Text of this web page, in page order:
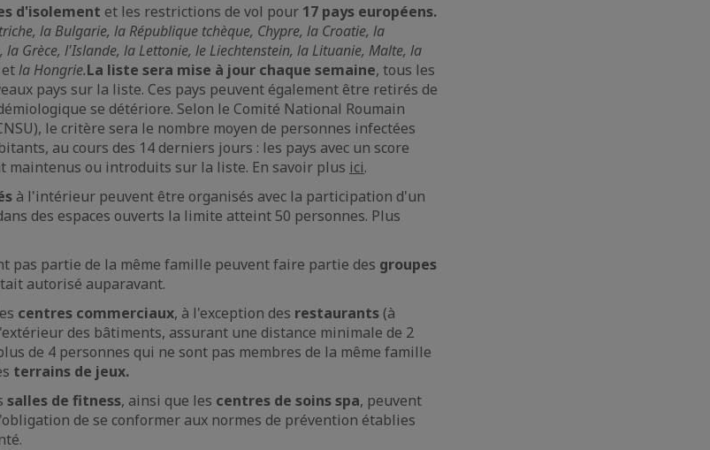
d'isolement et les restrictions de vol pour 17 pays européens.
la Bulgarie, la République tchèque, Chypre, la Croatie, la
la Grèce, l'Islande, la Lettonie, le Liechtenstein, la Lituanie, Malte, la
etla Hongrie.La liste sera mise à jour chaque semaine, tous les
pays sur la liste. Ces pays peuvent également être retirés de
se détériore. Selon le Comité National Roumain
le critère sera le nombre moyen de personnes infectées
au cours des 14 derniers jours : les pays avec un score
maintenus ou introduits sur la liste. En savoir plus ici.
à l'intérieur peuvent être organisés avec la participation d'un
des espaces ouverts la limite atteint 50 personnes. Plus
pas partie de la même famille peuvent faire partie des groupes
autorisé auparavant.
centres commerciaux, à l'exception des restaurants (à
des bâtiments, assurant une distance minimale de 2
de 4 personnes qui ne sont pas membres de la même famille
terrains de jeux.
salles de fitness, ainsi que les centres de soins spa, peuvent
de se conformer aux normes de prévention établies